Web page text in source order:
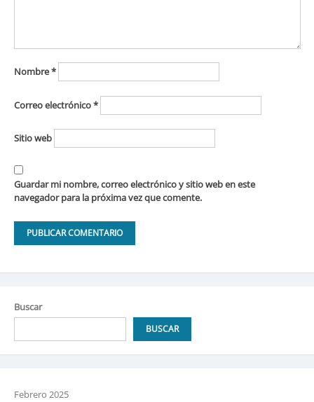
Nombre*
Correo electrónico*
Sitio web
Guardar mi nombre, correo electrónico y sitio web en este
navegador para la próxima vez que comente.
Buscar
BUSCAR
Febrero 2025